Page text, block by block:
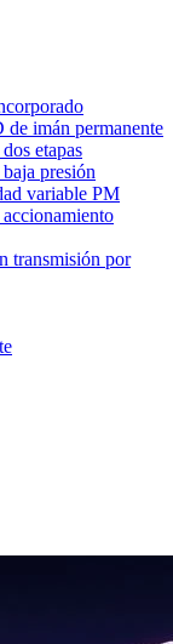
imán permanente
etapas
presión
variable PM
transmisión por